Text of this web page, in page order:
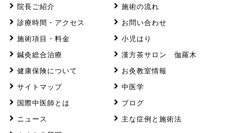
院長ご紹介 施術の流れ
診療時間・アクセス お問い合わせ
施術項目・料金 小児はり
鍼灸総合治療 漢方茶サロン 伽羅木
健康保険について お灸教室情報
サイトマップ 中医学
国際中医師とは ブログ
ニュース 主な症例と施術法